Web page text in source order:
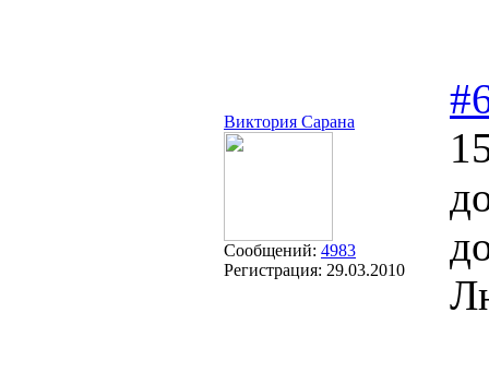
Виктория Сарана
Сообщений: 4983
Регистрация: 29.03.2010